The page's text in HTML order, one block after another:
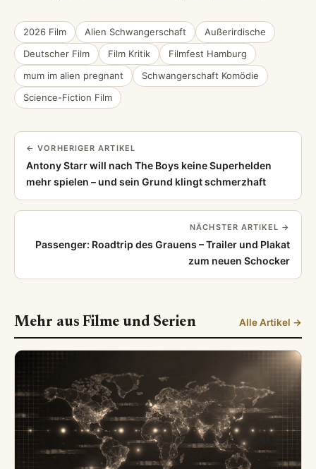
2026 Film Alien Schwangerschaft
Außerirdische
Deutscher Film
Film Kritik
Filmfest Hamburg
mum im alien pregnant
Schwangerschaft Komödie
Science-Fiction Film
← VORHERIGER ARTIKEL
Antony Starr will nach The Boys keine Superhelden
mehr spielen – und sein Grund klingt schmerzhaft
NÄCHSTER ARTIKEL →
Passenger: Roadtrip des Grauens – Trailer und Plakat
zum neuen Schocker
Mehr aus Filme und Serien Alle Artikel →